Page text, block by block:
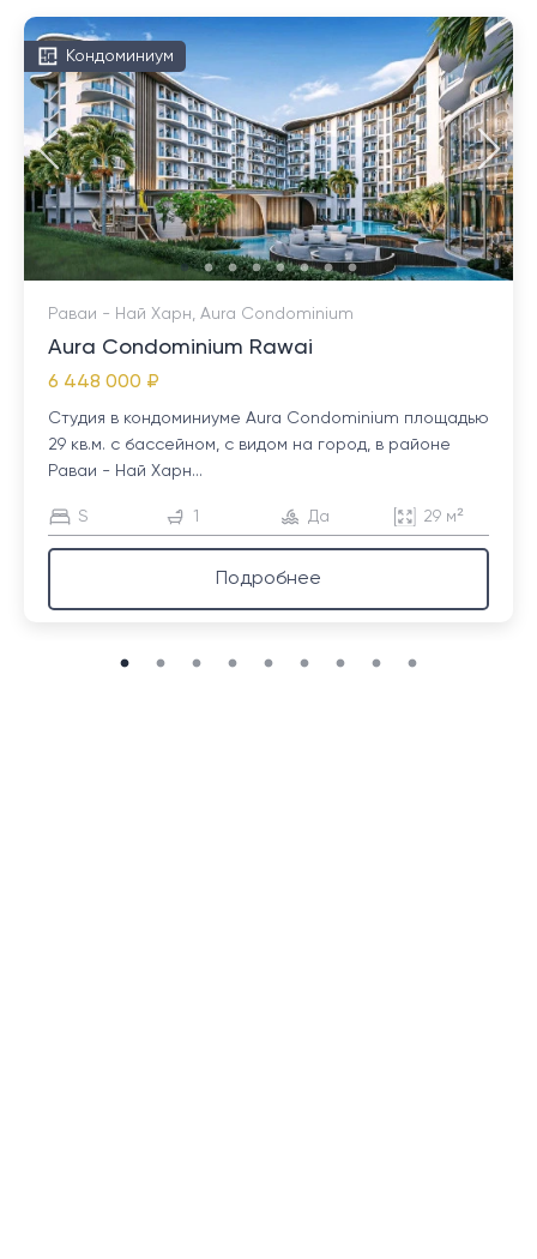
Кондоминиум
Раваи - Най Харн, Aura Condominium
Aura Condominium Rawai
6 448 000 ₽
Студия в кондоминиуме Aura Condominium площадью
29 кв.м. с бассейном, с видом на город, в районе
Раваи - Най Харн...
S 1 Да 29 м²
Подробнее